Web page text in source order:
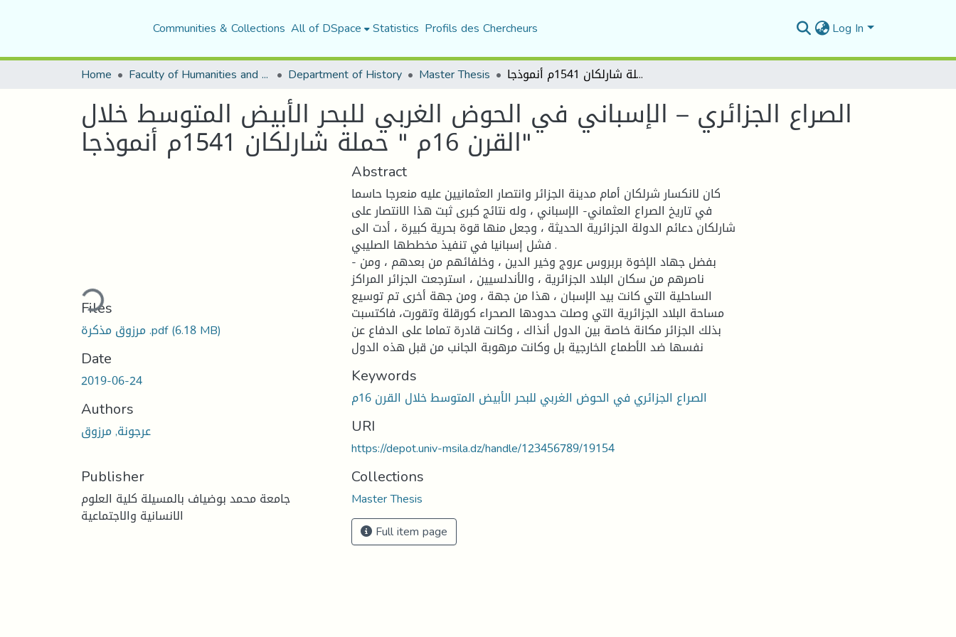
Communities & Collections All of DSpace Statistics Profils des Chercheurs Log In
Home Faculty of Humanities and Social Sciences Department of History Master Thesis الصراع الجزائري – الإسباني في الحوض الغربي للبحر الأبيض المتوسط خلال القرن 16م " حملة شارلكان 1541م أنموذجا"
الصراع الجزائري – الإسباني في الحوض الغربي للبحر الأبيض المتوسط خلال
القرن 16م " حملة شارلكان 1541م أنموذجا"
Loading...
Files
مرزوق مذكرة .pdf(6.18 MB)
Date
2019-06-24
Authors
عرجونة, مرزوق
Publisher
جامعة محمد بوضياف بالمسيلة كلية العلوم
الانسانية والاجتماعية
Abstract
كان لانكسار شرلكان أمام مدينة الجزائر وانتصار العثمانيين عليه منعرجا حاسما
في تاريخ الصراع العثماني- الإسباني ، وله نتائج كبرى ثبت هذا الانتصار على
شارلكان دعائم الدولة الجزائرية الحديثة ، وجعل منها قوة بحرية كبيرة ، أدت الى
فشل إسبانيا في تنفيذ مخططها الصليبي .
- بفضل جهاد الإخوة بربروس عروج وخير الدين ، وخلفائهم من بعدهم ، ومن
ناصرهم من سكان البلاد الجزائرية ، والأندلسيين ، استرجعت الجزائر المراكز
الساحلية التي كانت بيد الإسبان ، هذا من جهة ، ومن جهة أخرى تم توسيع
مساحة البلاد الجزائرية التي وصلت حدودها الصحراء كورقلة وتقورت، فاكتسبت
بذلك الجزائر مكانة خاصة بين الدول أنذاك ، وكانت قادرة تماما على الدفاع عن
نفسها ضد الأطماع الخارجية بل وكانت مرهوبة الجانب من قبل هذه الدول
Keywords
الصراع الجزائري في الحوض الغربي للبحر الأبيض المتوسط خلال القرن 16م
URI
https://depot.univ-msila.dz/handle/123456789/19154
Collections
Master Thesis
Full item page